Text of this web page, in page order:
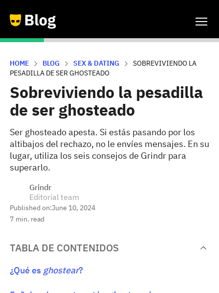
HOME BLOG SEX & DATING
SOBREVIVIENDO LA
PESADILLA DE SER GHOSTEADO
Sobreviviendo la pesadilla
de ser ghosteado
Ser ghosteado apesta. Si estás pasando por los
altibajos del rechazo, no le envíes mensajes. En su
lugar, utiliza los seis consejos de Grindr para
superarlo.
Grindr
Editorial team
Published on:June 10, 2024
7 min. read
TABLA DE CONTENIDOS
¿Qué es ghostear?